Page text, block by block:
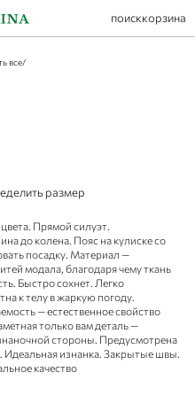
поисккорзина
все/
размер
Прямой силуэт.
до колена. Пояс на кулиске со
посадку. Материал —
модала, благодаря чему ткань
Быстро сохнет. Легко
к телу в жаркую погоду.
— естественное свойство
только вам деталь —
стороны. Предусмотрена
изнанка. Закрытые швы.
качество